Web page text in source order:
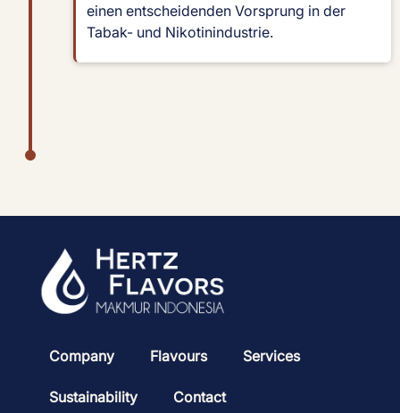
einen entscheidenden Vorsprung in der
Tabak- und Nikotinindustrie.
Company Flavours Services
Sustainability Contact